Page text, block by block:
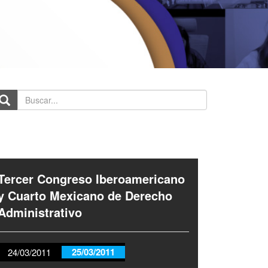
Congreso Iberoamericano
Cuarto Mexicano de Derecho
24/03/2011 25/03/2011